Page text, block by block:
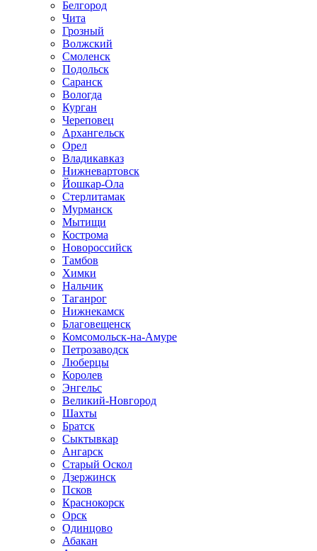
Белгород
Чита
Грозный
Волжский
Смоленск
Подольск
Саранск
Вологда
Курган
Череповец
Архангельск
Орел
Владикавказ
Нижневартовск
Йошкар-Ола
Стерлитамак
Мурманск
Мытищи
Кострома
Новороссийск
Тамбов
Химки
Нальчик
Таганрог
Нижнекамск
Благовещенск
Комсомольск-на-Амуре
Петрозаводск
Люберцы
Королев
Энгельс
Великий-Новгород
Шахты
Братск
Сыктывкар
Ангарск
Старый Оскол
Дзержинск
Псков
Краснокорск
Орск
Одинцово
Абакан